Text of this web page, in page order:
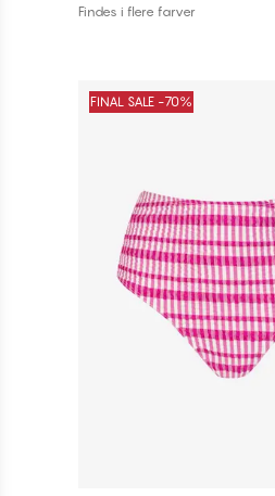
Findes i flere farver
FINAL SALE -70%